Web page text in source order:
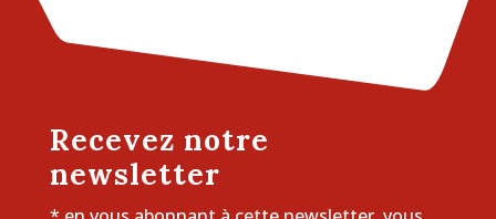
Recevez notre
newsletter